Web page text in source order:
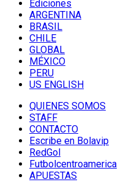
Ediciones
ARGENTINA
BRASIL
CHILE
GLOBAL
MÉXICO
PERU
US ENGLISH
QUIENES SOMOS
STAFF
CONTACTO
Escribe en Bolavip
RedGol
Futbolcentroamerica
APUESTAS